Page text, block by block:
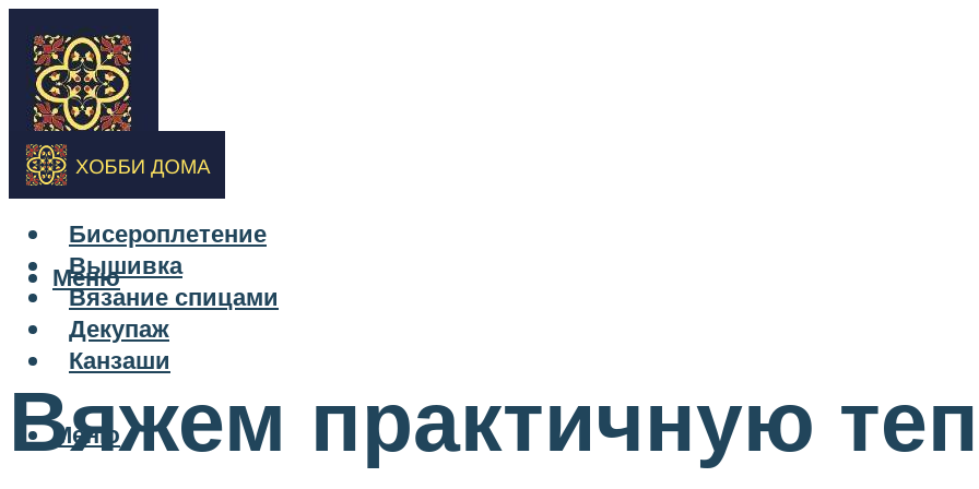
Бисероплетение
Вышивка
Вязание спицами
Декупаж
Канзаши
Меню
Меню
Вяжем практичную